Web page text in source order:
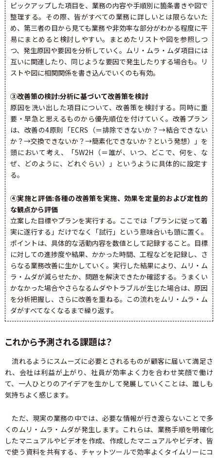
ピックアップした項目を、業務の内容や手順別に箇条書きや図で
整理する。その際、皆がすべての業務に詳しいとは限らないた
め、第三者の目から見ても業務や非効率な部分がわかる程度に平
易にまとめると検討しやすい。まとめたリストや図を参照しつ
つ、発生原因や要因を分析していく。ムリ・ムラ・ムダ項目には
互いに関連したり、同じような要因で発生したりする場合も。リ
ストや図に相関関係を書き込んでいくのも有効。
③改善策の検討:分析に基づいて改善策を検討
原因を洗い出した項目について、改善策を検討する。同時に重
要・早急と思えるものから優先順位を付けていく。改善プラン
は、改善の4原則「ECRS（＝排除できないか？→結合できない
か？→交換できないか？→簡素化できないか？という発想）」を
頭において考え、「5W2H（＝誰が、いつ、どこで、何を、な
ぜ、どのように、どれぐらい）」というように具体的に設定す
る。
④実施と評価:各種の改善策を実施、効果を定量的および定性的
な観点から評価
立案した目標やプランを実行する。ここでは「プランに従って着
実に遂行する」だけでなく「試行」という意味合いも頭に置く。
ポイントは、具体的な活動内容を数値として記録すること。目標
に対しての進捗度や結果、かかった時間、工程などを記録し、さ
らなる業務改善に生かしていく。実行した結果により、ムリ・ム
ラ・ムダが減らせたか、問題を解決できたか確認する。うまくい
かなかった場合やさらなるムダやトラブルが生じた場合は、原因
を分析把握し、さらに改善を重ねる。この流れをムリ・ムラ・ム
ダがすべてなくなるまで繰り返す。
これから予測される課題は？
流れるようにスムーズに必要とされるものが顧客に届いて満足さ
れ、会社は利益が上がり、社員が効率よく力を合わせ笑顔で働け
て、一人ひとりのアイデアを生かして発展していくことは、誰しも
気持ちよく感じます。
ただ、現実の業務の中では、必要な情報が行き渡らないことで多
くのムリ・ムラ・ムダが発生します。これらは、業務手順を明確化
したマニュアルやビデオを作成、作成したマニュアルやビデオ、皆
で使う資料を共有する、チャットツールで効率よくタイムリーにコ